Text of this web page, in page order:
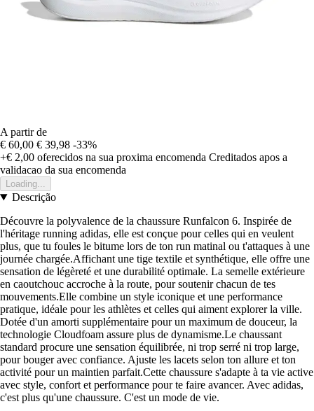
A partir de
€ 60,00 € 39,98 -33%
+€ 2,00 oferecidos na sua proxima encomenda Creditados apos a
validacao da sua encomenda
Loading...
Descrição
Découvre la polyvalence de la chaussure Runfalcon 6. Inspirée de
l'héritage running adidas, elle est conçue pour celles qui en veulent
plus, que tu foules le bitume lors de ton run matinal ou t'attaques à une
journée chargée.Affichant une tige textile et synthétique, elle offre une
sensation de légèreté et une durabilité optimale. La semelle extérieure
en caoutchouc accroche à la route, pour soutenir chacun de tes
mouvements.Elle combine un style iconique et une performance
pratique, idéale pour les athlètes et celles qui aiment explorer la ville.
Dotée d'un amorti supplémentaire pour un maximum de douceur, la
technologie Cloudfoam assure plus de dynamisme.Le chaussant
standard procure une sensation équilibrée, ni trop serré ni trop large,
pour bouger avec confiance. Ajuste les lacets selon ton allure et ton
activité pour un maintien parfait.Cette chaussure s'adapte à ta vie active
avec style, confort et performance pour te faire avancer. Avec adidas,
c'est plus qu'une chaussure. C'est un mode de vie.